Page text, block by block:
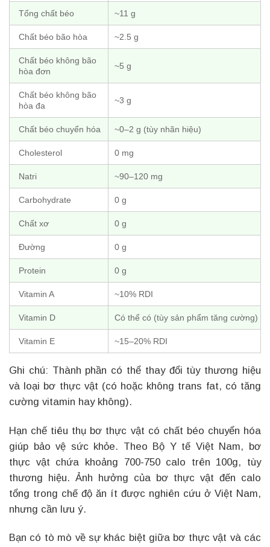
Tổng chất béo ~11 g
Chất béo bão hòa ~2.5 g
Chất béo không bão
hòa đơn
~5 g
Chất béo không bão
hòa đa
~3 g
Chất béo chuyển hóa ~0–2 g (tùy nhãn hiệu)
Cholesterol 0 mg
Natri ~90–120 mg
Carbohydrate 0 g
Chất xơ 0 g
Đường 0 g
Protein 0 g
Vitamin A ~10% RDI
Vitamin D Có thể có (tùy sản phẩm tăng cường)
Vitamin E ~15–20% RDI
Ghi chú: Thành phần có thể thay đổi tùy thương hiệu
và loại bơ thực vật (có hoặc không trans fat, có tăng
cường vitamin hay không).
Hạn chế tiêu thụ bơ thực vật có chất béo chuyển hóa
giúp bảo vệ sức khỏe. Theo Bộ Y tế Việt Nam, bơ
thực vật chứa khoảng 700-750 calo trên 100g, tùy
thương hiệu. Ảnh hưởng của bơ thực vật đến calo
tổng trong chế độ ăn ít được nghiên cứu ở Việt Nam,
nhưng cần lưu ý.
Bạn có tò mò về sự khác biệt giữa bơ thực vật và các